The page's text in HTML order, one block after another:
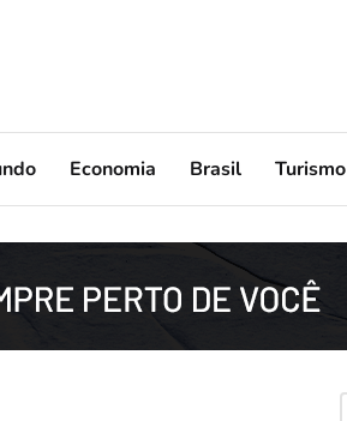
Economia Brasil Turismo